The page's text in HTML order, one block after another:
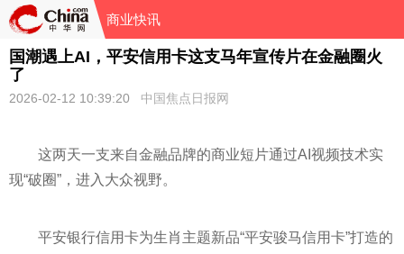
商业快讯
国潮遇上AI，平安信用卡这支马年宣传片在金融圈火
了
2026-02-12 10:39:20 中国焦点日报网
这两天一支来自金融品牌的商业短片通过AI视频技术实
现“破圈”，进入大众视野。
平安银行信用卡为生肖主题新品“平安骏马信用卡”打造的